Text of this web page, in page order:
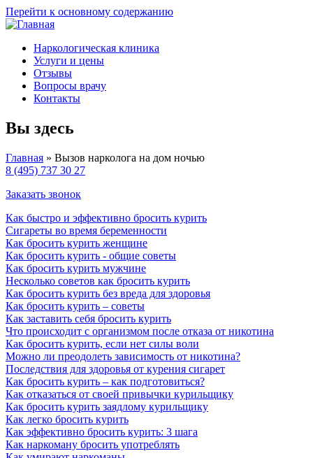
Перейти к основному содержанию
Наркологическая клиника
Услуги и цены
Отзывы
Вопросы врачу
Контакты
Вы здесь
Главная » Вызов нарколога на дом ночью
8 (495) 737 30 27
Заказать звонок
Как быстро и эффективно бросить курить
Сигареты во время беременности
Как бросить курить женщине
Как бросить курить - общие советы
Как бросить курить мужчине
Несколько советов как бросить курить
Как бросить курить без вреда для здоровья
Как бросить курить – советы
Как заставить себя бросить курить
Что происходит с организмом после отказа от никотина
Как бросить курить, если нет силы воли
Можно ли преодолеть зависимость от никотина?
Последствия для здоровья от курения сигарет
Как бросить курить – как подготовиться?
Как отказаться от своей привычки курильщику
Как бросить курить заядлому курильщику
Как легко бросить курить
Как эффективно бросить курить: 3 шага
Как наркоману бросить употреблять